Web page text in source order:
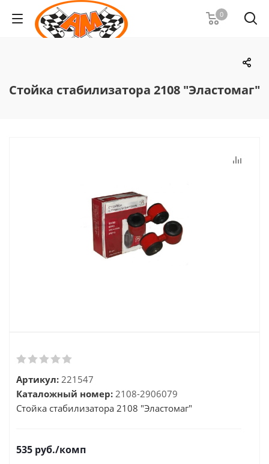
0
Стойка стабилизатора 2108 "Эластомаг"
Артикул: 221547
Каталожный номер: 2108-2906079
Стойка стабилизатора 2108 "Эластомаг"
535 руб./комп